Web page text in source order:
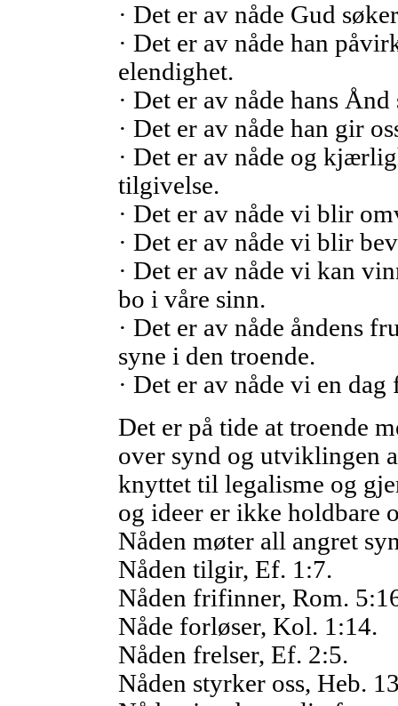
· Det er av nåde Gud
· Det er av nåde han
elendighet.
· Det er av nåde hans
· Det er av nåde han gir
· Det er av nåde og
tilgivelse.
· Det er av nåde vi blir
· Det er av nåde vi blir
· Det er av nåde vi kan
bo i våre sinn.
· Det er av nåde åndens
syne i den troende.
· Det er av nåde vi en
Det er på tide at troende
over synd og utviklingen
knyttet til legalisme og
og ideer er ikke holdbare
Nåden møter all angret
Nåden tilgir, Ef. 1:7.
Nåden frifinner, Rom.
Nåde forløser, Kol. 1:14.
Nåden frelser, Ef. 2:5.
Nåden styrker oss, Heb.